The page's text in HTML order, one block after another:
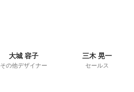
大城 容子
その他デザイナー
三木 晃一
セールス